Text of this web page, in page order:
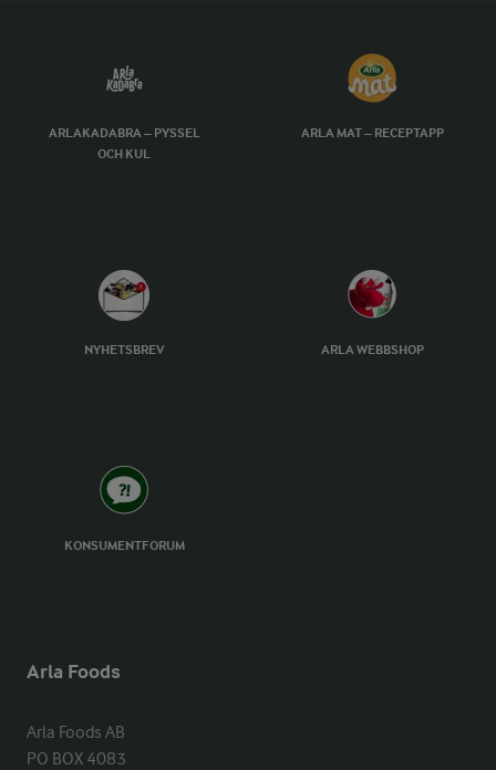
ARLAKADABRA – PYSSEL
OCH KUL
ARLA MAT – RECEPTAPP
NYHETSBREV ARLA WEBBSHOP
KONSUMENTFORUM
Arla Foods
Arla Foods AB
PO BOX 4083